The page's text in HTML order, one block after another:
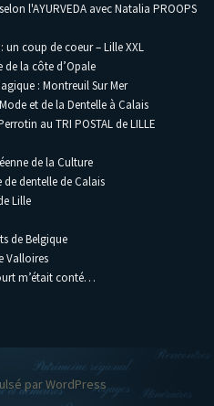
l'AYURVEDA avec Natalia PROOPS
un coup de coeur – Lille XXL
de la côte d’Opale
: Montreuil Sur Mer
et de la Dentelle à Calais
au TRI POSTAL de LILLE
de la Culture
de dentelle de Calais
Lille
de Belgique
Valloires
m’était conté…
par WordPress